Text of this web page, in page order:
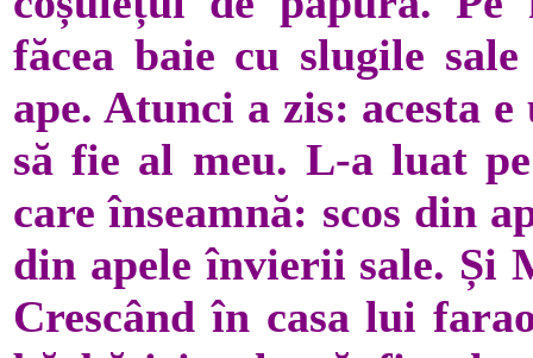
făcea baie cu slugile
ape. Atunci a zis: acesta
să fie al meu. L-a luat
care înseamnă: scos din
din apele învierii sale. Și
Crescând în casa lui